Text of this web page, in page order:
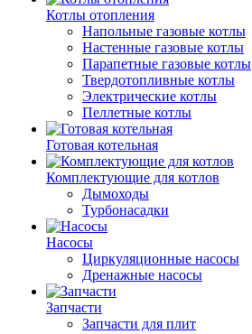
Котлы отопления
Напольные газовые котлы
Настенные газовые котлы
Парапетные газовые котлы
Твердотопливные котлы
Электрические котлы
Пеллетные котлы
Готовая котельная
Комплектующие для котлов
Дымоходы
Турбонасадки
Насосы
Циркуляционные насосы
Дренажные насосы
Запчасти
Запчасти для плит